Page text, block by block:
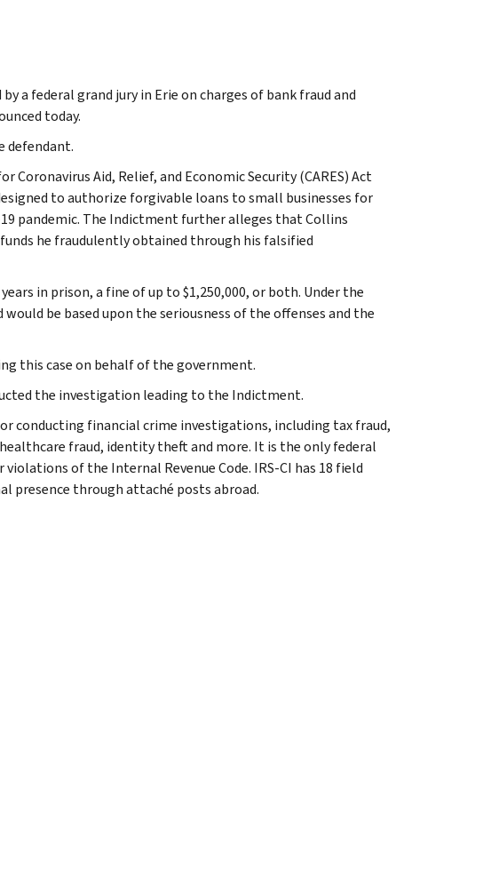
a federal grand jury in Erie on charges of bank fraud and
today.
defendant.
Aid, Relief, and Economic Security (CARES) Act
to authorize forgivable loans to small businesses for
pandemic. The Indictment further alleges that Collins
he fraudulently obtained through his falsified
in prison, a fine of up to $1,250,000, or both. Under the
be based upon the seriousness of the offenses and the
this case on behalf of the government.
the investigation leading to the Indictment.
conducting financial crime investigations, including tax fraud,
fraud, identity theft and more. It is the only federal
of the Internal Revenue Code. IRS-CI has 18 field
presence through attaché posts abroad.